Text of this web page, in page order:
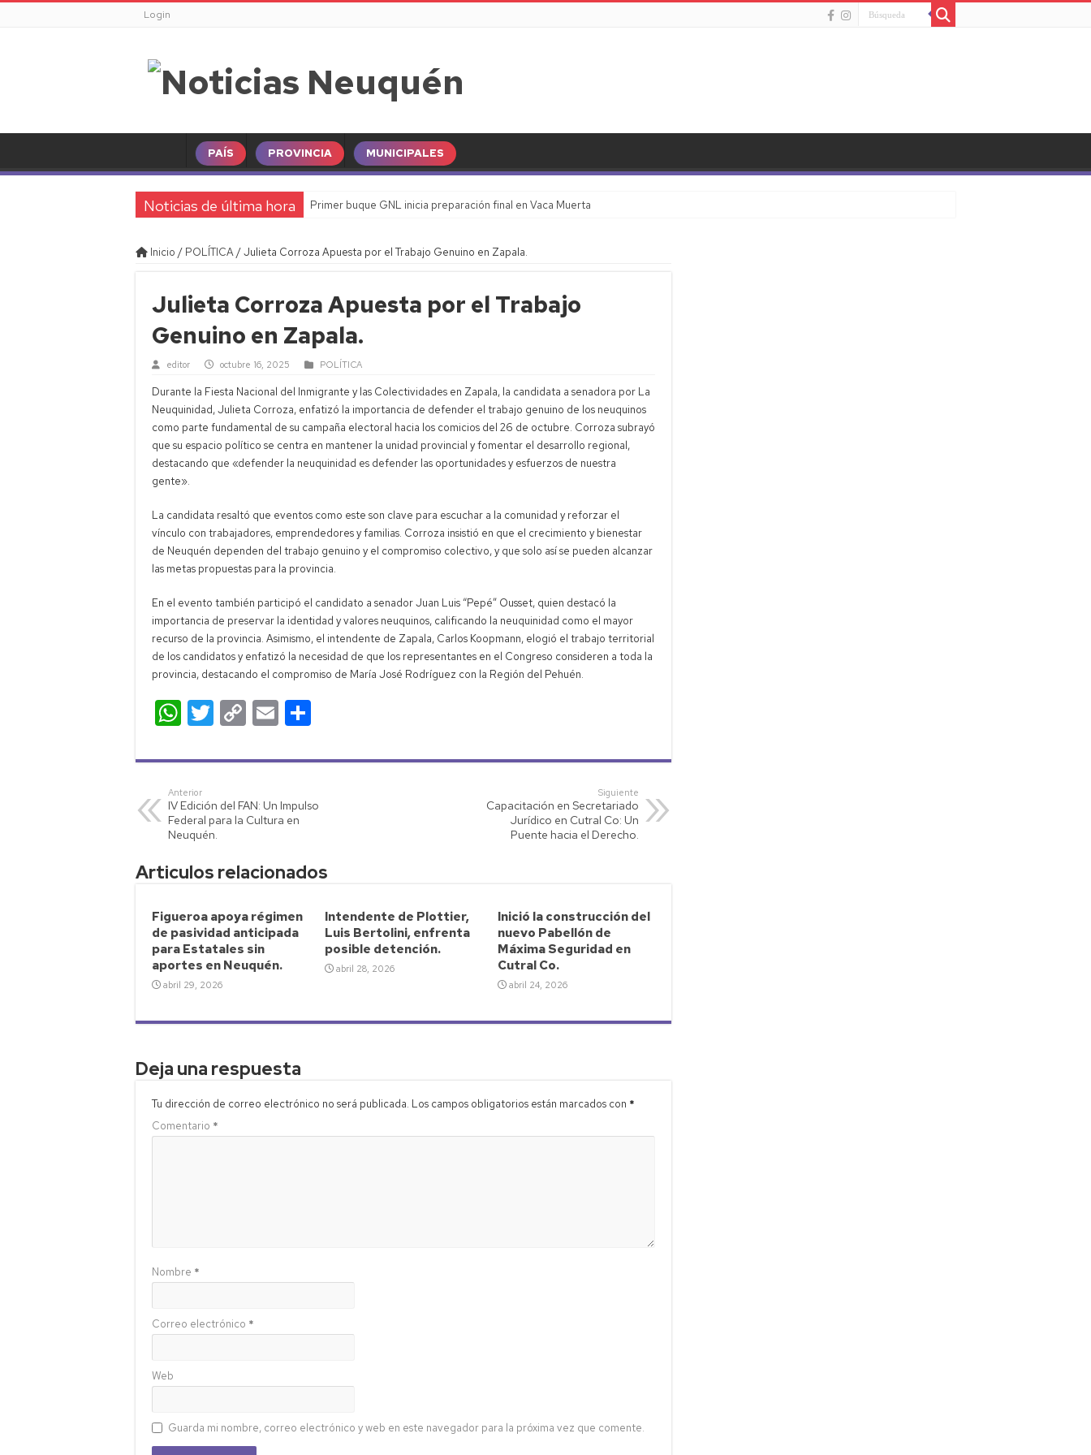
Login
PAÍS PROVINCIA MUNICIPALES
Noticias de última hora Primer buque GNL inicia preparación final en Vaca Muerta
Inicio / POLÍTICA/Julieta Corroza Apuesta por el Trabajo Genuino en Zapala.
Julieta Corroza Apuesta por el Trabajo
Genuino en Zapala.
editor octubre 16, 2025 POLÍTICA
Durante la Fiesta Nacional del Inmigrante y las Colectividades en Zapala, la candidata a senadora por La
Neuquinidad, Julieta Corroza, enfatizó la importancia de defender el trabajo genuino de los neuquinos
como parte fundamental de su campaña electoral hacia los comicios del 26 de octubre. Corroza subrayó
que su espacio político se centra en mantener la unidad provincial y fomentar el desarrollo regional,
destacando que «defender la neuquinidad es defender las oportunidades y esfuerzos de nuestra
gente».
La candidata resaltó que eventos como este son clave para escuchar a la comunidad y reforzar el
vínculo con trabajadores, emprendedores y familias. Corroza insistió en que el crecimiento y bienestar
de Neuquén dependen del trabajo genuino y el compromiso colectivo, y que solo así se pueden alcanzar
las metas propuestas para la provincia.
En el evento también participó el candidato a senador Juan Luis “Pepé” Ousset, quien destacó la
importancia de preservar la identidad y valores neuquinos, calificando la neuquinidad como el mayor
recurso de la provincia. Asimismo, el intendente de Zapala, Carlos Koopmann, elogió el trabajo territorial
de los candidatos y enfatizó la necesidad de que los representantes en el Congreso consideren a toda la
provincia, destacando el compromiso de María José Rodríguez con la Región del Pehuén.
W
h
at
s
A
p
p
T
wi
tt
C
o
p
Li
E
m
ail m
ar
Anterior
IV Edición del FAN: Un Impulso
Federal para la Cultura en
Neuquén.
Siguiente
Capacitación en Secretariado
Jurídico en Cutral Co: Un
Puente hacia el Derecho.
Articulos relacionados
Figueroa apoya régimen
de pasividad anticipada
para Estatales sin
aportes en Neuquén.
abril 29, 2026
Intendente de Plottier,
Luis Bertolini, enfrenta
posible detención.
abril 28, 2026
Inició la construcción del
nuevo Pabellón de
Máxima Seguridad en
Cutral Co.
abril 24, 2026
Deja una respuesta
Tu dirección de correo electrónico no será publicada. Los campos obligatorios están marcados con *
Comentario *
Nombre *
Correo electrónico *
Web
Guarda mi nombre, correo electrónico y web en este navegador para la próxima vez que comente.